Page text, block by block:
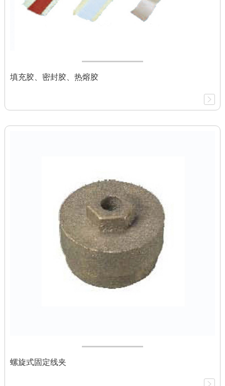
填充胶、密封胶、热熔胶
螺旋式固定线夹